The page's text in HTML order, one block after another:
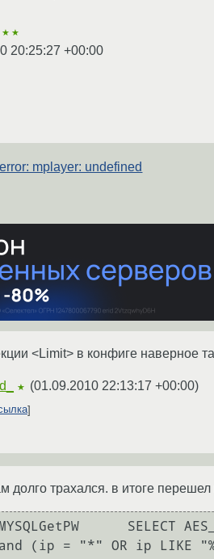
20:25:27 +00:00
mplayer: undefined
<Limit> в конфиге наверное
★ (01.09.2010 22:13:17 +00:00)
долго трахался. в итоге
MYSQLGetPW      SELECT